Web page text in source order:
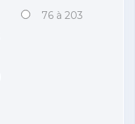
76 à 203